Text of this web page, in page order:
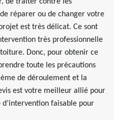
réparer ou de changer votre
est très délicat. Ce sont
très professionnelle
Donc, pour obtenir ce
toute les précautions
de déroulement et la
est votre meilleur allié pour
faisable pour